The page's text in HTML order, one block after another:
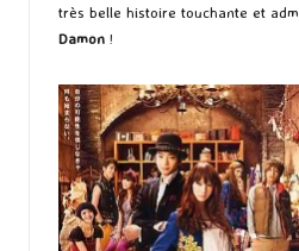
très belle histoire touchante et
Damon !